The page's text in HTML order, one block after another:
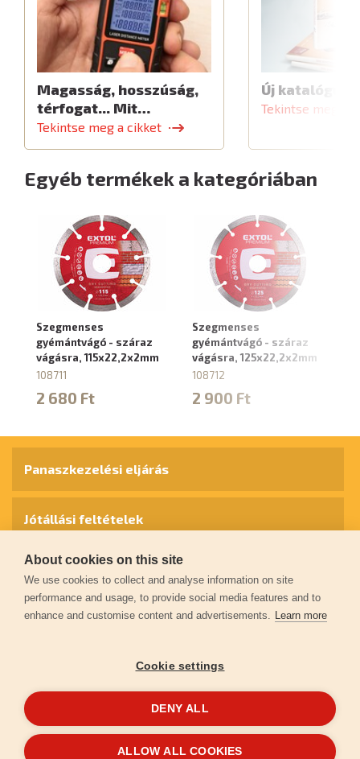
Magasság, hosszúság,
térfogat... Mit…
Tekintse meg a cikket
Új katalógus
Tekintse meg a
Egyéb termékek a kategóriában
Szegmenses
gyémántvágó - száraz
vágásra, 115x22,2x2mm
108711
2 680 Ft
Szegmenses
gyémántvágó - száraz
vágásra, 125x22,2x2mm
108712
2 900 Ft
© 2026extol.hu- Minden jog fenntartva
Panaszkezelési eljárás
Jótállási feltételek
Személyes adatok védelme
Kapcsolat
Garancia regisztráció
About cookies on this site
We use cookies to collect and analyse information on site
performance and usage, to provide social media features and to
enhance and customise content and advertisements. Learn more
Cookie settings
DENY ALL
ALLOW ALL COOKIES